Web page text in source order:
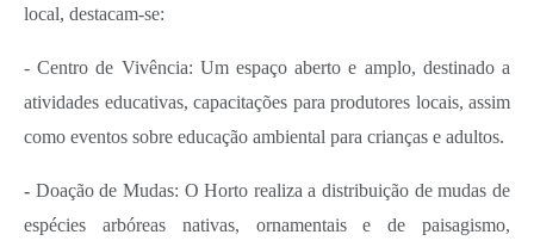
local, destacam-se:
- Centro de Vivência: Um espaço aberto e amplo, destinado a
atividades educativas, capacitações para produtores locais, assim
como eventos sobre educação ambiental para crianças e adultos.
- Doação de Mudas: O Horto realiza a distribuição de mudas de
espécies arbóreas nativas, ornamentais e de paisagismo,